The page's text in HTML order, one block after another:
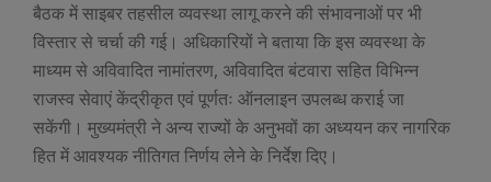
बैठक में साइबर तहसील व्यवस्था लागू करने की संभावनाओं पर भी
विस्तार से चर्चा की गई। अधिकारियों ने बताया कि इस व्यवस्था के
माध्यम से अविवादित नामांतरण, अविवादित बंटवारा सहित विभिन्न
राजस्व सेवाएं केंद्रीकृत एवं पूर्णतः ऑनलाइन उपलब्ध कराई जा
सकेंगी। मुख्यमंत्री ने अन्य राज्यों के अनुभवों का अध्ययन कर नागरिक
हित में आवश्यक नीतिगत निर्णय लेने के निर्देश दिए।